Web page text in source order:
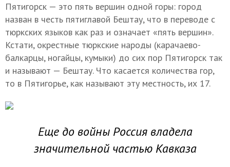
Пятигорск — это пять вершин одной горы: город
назван в честь пятиглавой Бештау, что в переводе с
тюркских языков как раз и означает «пять вершин».
Кстати, окрестные тюркские народы (карачаево-
балкарцы, ногайцы, кумыки) до сих пор Пятигорск так
и называют — Бештау. Что касается количества гор,
то в Пятигорье, как называют эту местность, их 17.
Еще до войны Россия владела
значительной частью Кавказа